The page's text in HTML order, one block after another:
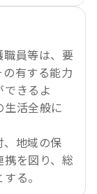
職員等は、要
有する能力
できるよ
生活全般に
、地域の保
を図り、総
る。